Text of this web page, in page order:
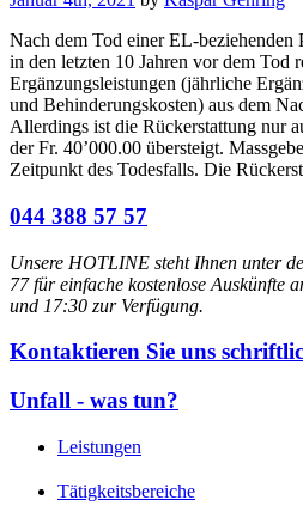
Nach dem Tod einer EL-beziehenden
in den letzten 10 Jahren vor dem Tod
Ergänzungsleistungen (jährliche
und Behinderungskosten) aus dem
Allerdings ist die Rückerstattung nur
der Fr. 40’000.00 übersteigt.
Zeitpunkt des Todesfalls. Die
044 388 57 57
Unsere HOTLINE steht Ihnen unter
77 für einfache kostenlose Auskünfte
und 17:30 zur Verfügung.
Kontaktieren Sie uns
Unfall - was tun?
Leistungen
Tätigkeitsbereiche